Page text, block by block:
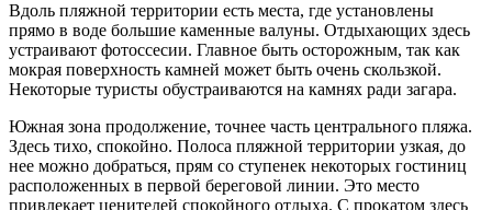
Вдоль пляжной территории есть места, где установлены
прямо в воде большие каменные валуны. Отдыхающих здесь
устраивают фотоссесии. Главное быть осторожным, так как
мокрая поверхность камней может быть очень скользкой.
Некоторые туристы обустраиваются на камнях ради загара.
Южная зона продолжение, точнее часть центрального пляжа.
Здесь тихо, спокойно. Полоса пляжной территории узкая, до
нее можно добраться, прям со ступенек некоторых гостиниц
расположенных в первой береговой линии. Это место
привлекает ценителей спокойного отдыха. С прокатом здесь